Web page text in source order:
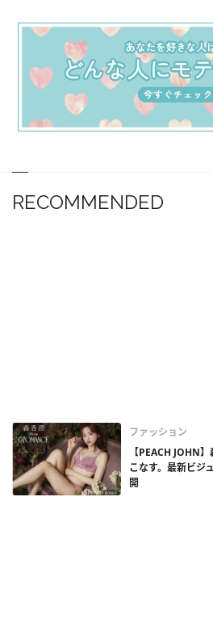
RECOMMENDED
ファッション
【PEACH JOHN
こなす。最新ビジ
開